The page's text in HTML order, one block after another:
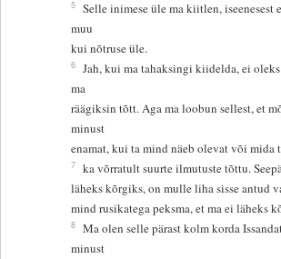
5 Selle inimese üle ma kiitlen, iseenesest
muu
kui nõtruse üle.
6 Jah, kui ma tahaksingi kiidelda, ei oleks
ma
räägiksin tõtt. Aga ma loobun sellest, et
minust
enamat, kui ta mind näeb olevat või mida
7 ka võrratult suurte ilmutuste tõttu.
läheks kõrgiks, on mulle liha sisse antud
mind rusikatega peksma, et ma ei läheks
8 Ma olen selle pärast kolm korda
minust